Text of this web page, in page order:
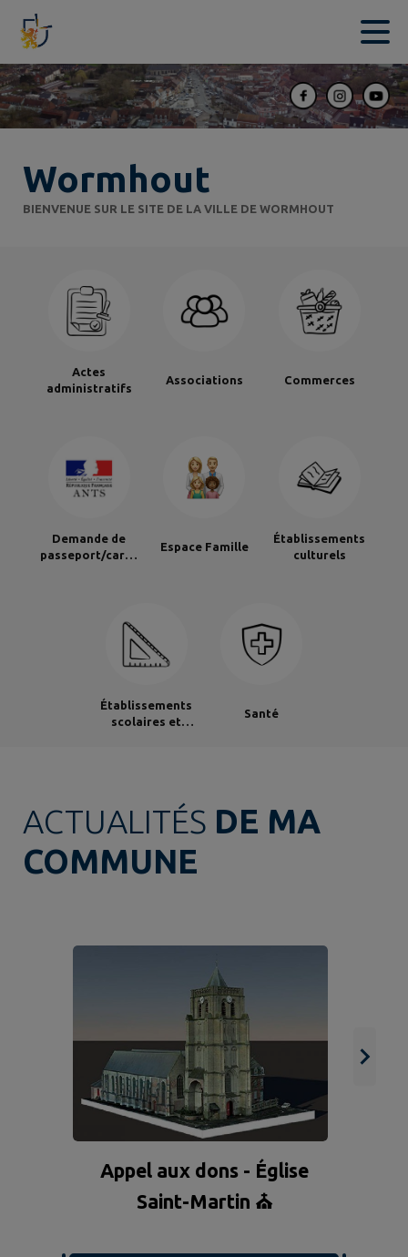
Contenu
Wormhout
BIENVENUE SUR LE SITE DE LA VILLE DE WORMHOUT
Actes
administratifs
Associations Commerces
Demande de
passeport/carte
Espace Famille
Établissements
culturels
Établissements
scolaires et
Santé
ACTUALITÉS DE MA
COMMUNE
Appel aux dons - Église
Saint-Martin ⛪️